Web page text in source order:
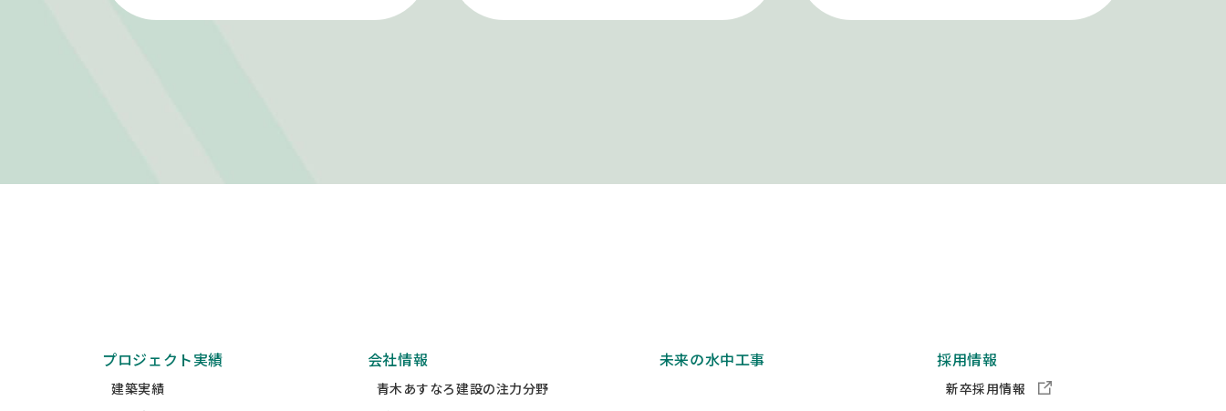
プロジェクト実績
建築実績
会社情報
青木あすなろ建設の注力分野
未来の水中工事 採用情報
新卒採用情報